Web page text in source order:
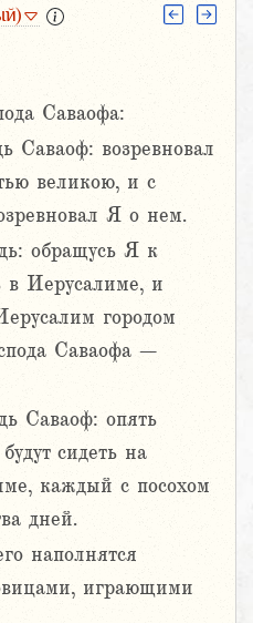
Саваофа:
Саваоф: возревновал
великою, и с
Я о нем.
обращусь Я к
в Иерусалиме, и
городом
Саваофа –
Саваоф: опять
сидеть на
каждый с посохом
дней.
наполнятся
играющими